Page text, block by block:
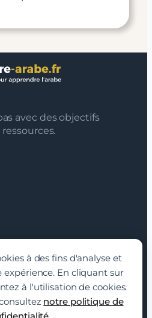
à des fins d'analyse et
En cliquant sur
à l'utilisation de cookies.
notre politique de
avec des objectifs